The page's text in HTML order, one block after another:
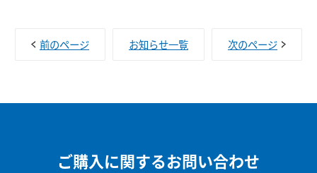
前のページ お知らせ一覧 次のページ
ご購入に関するお問い合わせ